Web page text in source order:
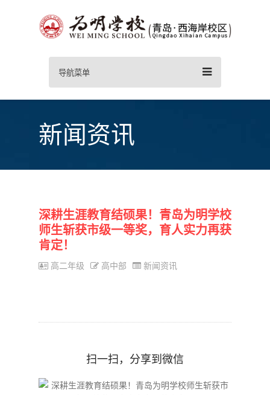
导航菜单
新闻资讯
深耕生涯教育结硕果！青岛为明学校
师生斩获市级一等奖，育人实力再获
肯定！
高二年级 高中部 新闻资讯
扫一扫，分享到微信